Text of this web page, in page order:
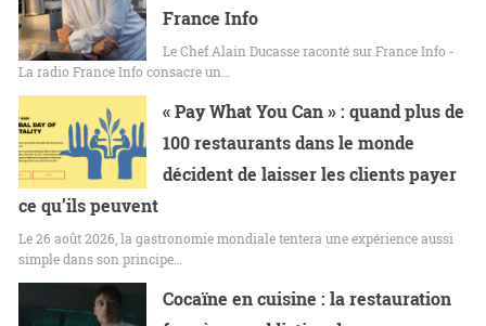
France Info
Le Chef Alain Ducasse raconté sur France Info -
La radio France Info consacre un…
« Pay What You Can » : quand plus de
100 restaurants dans le monde
décident de laisser les clients payer
ce qu’ils peuvent
Le 26 août 2026, la gastronomie mondiale tentera une expérience aussi
simple dans son principe…
Cocaïne en cuisine : la restauration